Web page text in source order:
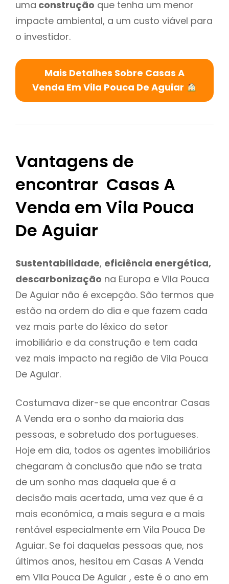
uma construção que tenha um menor
impacte ambiental, a um custo viável para
o investidor.
Mais Detalhes Sobre Casas A
Venda Em Vila Pouca De Aguiar
Vantagens de
encontrar Casas A
Venda em Vila Pouca
De Aguiar
Sustentabilidade, eficiência energética,
descarbonização na Europa e Vila Pouca
De Aguiar não é excepção. São termos que
estão na ordem do dia e que fazem cada
vez mais parte do léxico do setor
imobiliário e da construção e tem cada
vez mais impacto na região de Vila Pouca
De Aguiar.
Costumava dizer-se que encontrar Casas
A Venda era o sonho da maioria das
pessoas, e sobretudo dos portugueses.
Hoje em dia, todos os agentes imobiliários
chegaram à conclusão que não se trata
de um sonho mas daquela que é a
decisão mais acertada, uma vez que é a
mais económica, a mais segura e a mais
rentável especialmente em Vila Pouca De
Aguiar. Se foi daquelas pessoas que, nos
últimos anos, hesitou em Casas A Venda
em Vila Pouca De Aguiar , este é o ano em